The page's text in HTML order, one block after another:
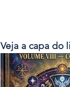
Veja a capa do